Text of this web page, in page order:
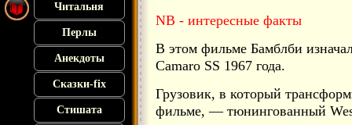
Читальня
Перлы
Анекдоты
Сказки-fix
Стишата
NB - интересные факты
В этом фильме Бамблби
Camaro SS 1967 года.
Грузовик, в который
фильме, — тюнингованный